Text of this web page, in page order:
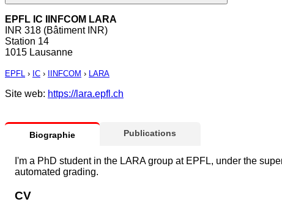
EPFL IC IINFCOM LARA
INR 318 (Bâtiment INR)
Station 14
1015 Lausanne
EPFL › IC › IINFCOM › LARA
Site web: https://lara.epfl.ch
Biographie Publications
I'm a PhD student in the LARA group at EPFL, under the
automated grading.
CV